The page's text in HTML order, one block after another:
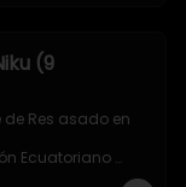
(9
de Res asado en
Ecuatoriano